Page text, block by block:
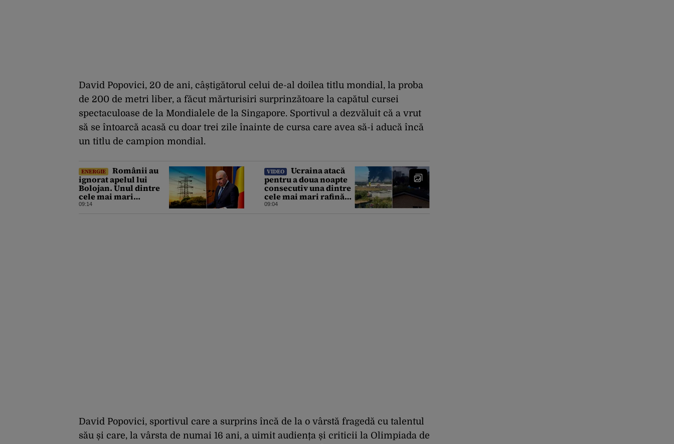
David Popovici, 20 de ani, câștigătorul celui de-al doilea titlu mondial, la proba
de 200 de metri liber, a făcut mărturisiri surprinzătoare la capătul cursei
spectaculoase de la Mondialele de la Singapore. Sportivul a dezvăluit că a vrut
să se întoarcă acasă cu doar trei zile înainte de cursa care avea să-i aducă încă
un titlu de campion mondial.
ENERGIE
Românii au
ignorat apelul lui
Bolojan. Unul dintre
cele mai mari
consumuri de energie
09:14
VIDEO
Ucraina atacă
pentru a doua noapte
consecutiv una dintre
cele mai mari rafinării
din Rusia. Incendiu
09:04
David Popovici, sportivul care a surprins încă de la o vârstă fragedă cu talentul
său și care, la vârsta de numai 16 ani, a uimit audiența și criticii la Olimpiada de